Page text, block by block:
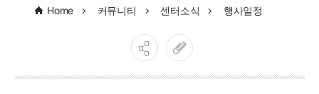
Home 커뮤니티 센터소식 행사일정